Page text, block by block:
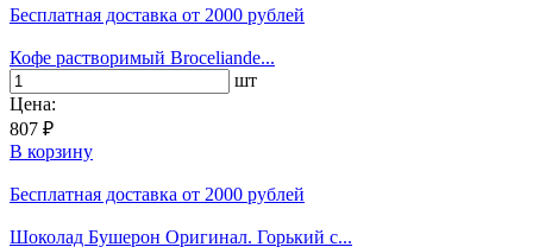
Бесплатная доставка от 2000 рублей
Кофе растворимый Broceliande...
шт
Цена:
807 ₽
В корзину
Бесплатная доставка от 2000 рублей
Шоколад Бушерон Оригинал. Горький с...